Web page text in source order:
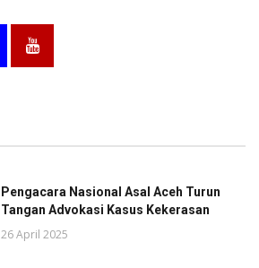
Pengacara Nasional Asal Aceh Turun
Tangan Advokasi Kasus Kekerasan
26 April 2025